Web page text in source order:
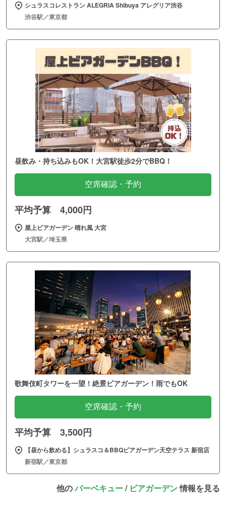
シュラスコレストラン ALEGRIA Shibuya アレグリア渋谷
渋谷駅／東京都
昼飲み・持ち込みもOK！大宮駅徒歩2分でBBQ！
空席確認・予約
平均予算 4,000円
屋上ビアガーデン 晴れ風 大宮
大宮駅／埼玉県
歌舞伎町タワーを一望！絶景ビアガーデン！雨でもOK
空席確認・予約
平均予算 3,500円
【昼から飲める】シュラスコ＆BBQビアガーデン天空テラス 新宿店
新宿駅／東京都
他のバーベキュー/ ビアガーデン情報を見る